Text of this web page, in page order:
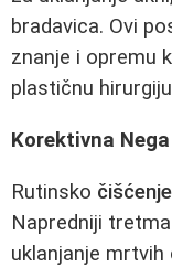
bradavica. Ovi
znanje i opremu
plastičnu
Korektivna
Rutinsko
Napredniji
uklanjanje mrtvih